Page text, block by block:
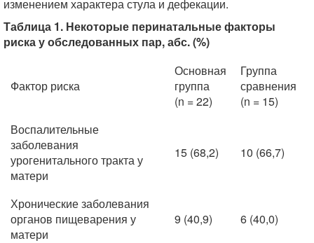
изменением характера стула и дефекации.
Таблица 1. Некоторые перинатальные факторы
риска у обследованных пар, абс. (%)
Фактор риска
Основная
группа
(n = 22)
Группа
сравнения
(n = 15)
Воспалительные
заболевания
урогенитального тракта у
матери
15 (68,2) 10 (66,7)
Хронические заболевания
органов пищеварения у
матери
9 (40,9) 6 (40,0)